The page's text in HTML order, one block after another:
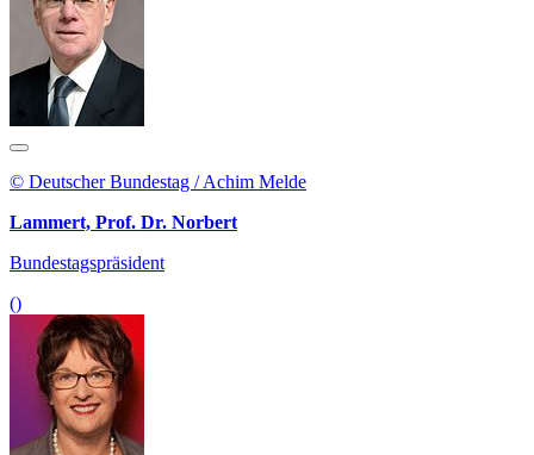
© Deutscher Bundestag / Achim Melde
Lammert, Prof. Dr. Norbert
Bundestagspräsident
()